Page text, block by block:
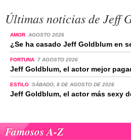
Últimas noticias de Jeff
AMOR AGOSTO 2026
¿Se ha casado Jeff Goldblum en
FORTUNA 7 AGOSTO 2026
Jeff Goldblum, el actor mejor
ESTILO SÁBADO, 8 DE AGOSTO DE 2026
Jeff Goldblum, el actor más sexy
Famosos A-Z